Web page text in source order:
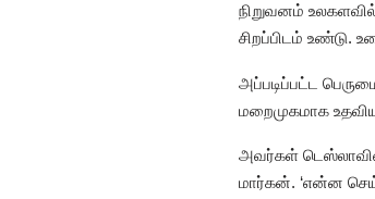
நிறுவனம்
சிறப்பிடம் உண்டு.
அப்படிப்பட்ட
மறைமுகமாக
அவர்கள் டெஸ்லாவின்
மார்கன். ‘என்ன